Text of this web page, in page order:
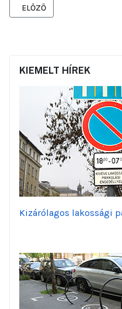
ELŐZŐ CIKK: MEGHÍVÓ
ELŐZŐ
KIEMELT HÍREK
Kizárólagos lakossági